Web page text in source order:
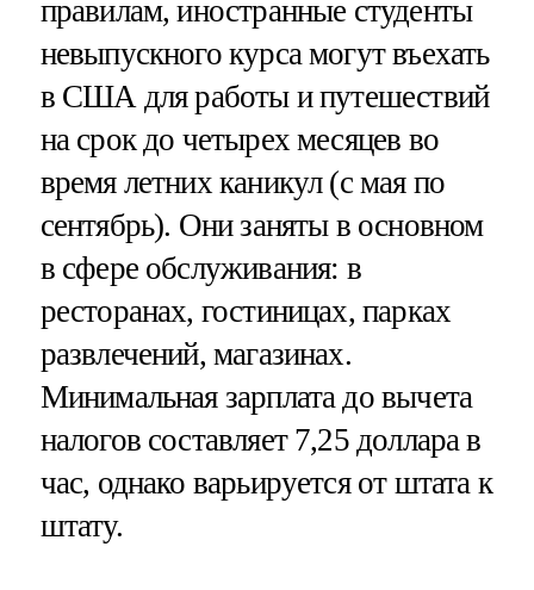
правилам, иностранные студенты
невыпускного курса могут въехать
в США для работы и путешествий
на срок до четырех месяцев во
время летних каникул (с мая по
сентябрь). Они заняты в основном
в сфере обслуживания: в
ресторанах, гостиницах, парках
развлечений, магазинах.
Минимальная зарплата до вычета
налогов составляет 7,25 доллара в
час, однако варьируется от штата к
штату.